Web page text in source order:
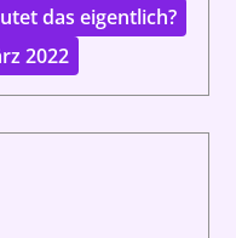
das eigentlich?
2022